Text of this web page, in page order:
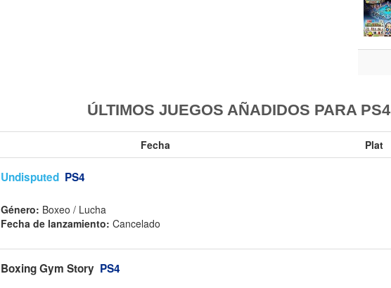
ÚLTIMOS JUEGOS AÑADIDOS PARA PS4
Fecha Plat
Undisputed PS4
Género: Boxeo / Lucha
Fecha de lanzamiento: Cancelado
Boxing Gym Story PS4